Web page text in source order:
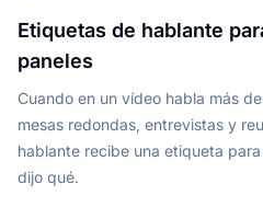
Etiquetas de hablante
paneles
Cuando en un vídeo habla más
mesas redondas, entrevistas y
hablante recibe una etiqueta
dijo qué.